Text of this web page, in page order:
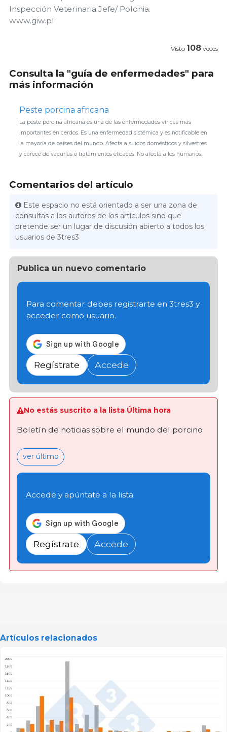
Inspección Veterinaria Jefe/ Polonia.
www.giw.pl
Visto 108 veces
Consulta la "guía de enfermedades" para
más información
Peste porcina africana
La peste porcina africana es una de las enfermedades víricas más
importantes en cerdos. Es una enfermedad sistémica y es notificable en
la mayoría de países del mundo. Afecta a suidos domésticos y silvestres
y carece de vacunas o tratamientos eficaces. No afecta a los humanos.
Comentarios del artículo
Este espacio no está orientado a ser una zona de
consultas a los autores de los artículos sino que
pretende ser un lugar de discusión abierto a todos los
usuarios de 3tres3
Publica un nuevo comentario
Para comentar debes registrarte en 3tres3 y
acceder como usuario.
Regístrate Accede
No estás suscrito a la lista Última hora
Boletín de noticias sobre el mundo del porcino
ver último
Accede y apúntate a la lista
Regístrate Accede
Artículos relacionados